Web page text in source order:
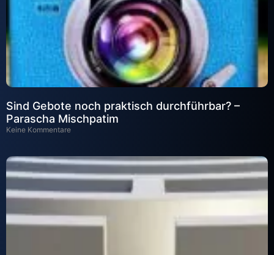
Sind Gebote noch praktisch durchführbar? –
Parascha Mischpatim
Keine Kommentare